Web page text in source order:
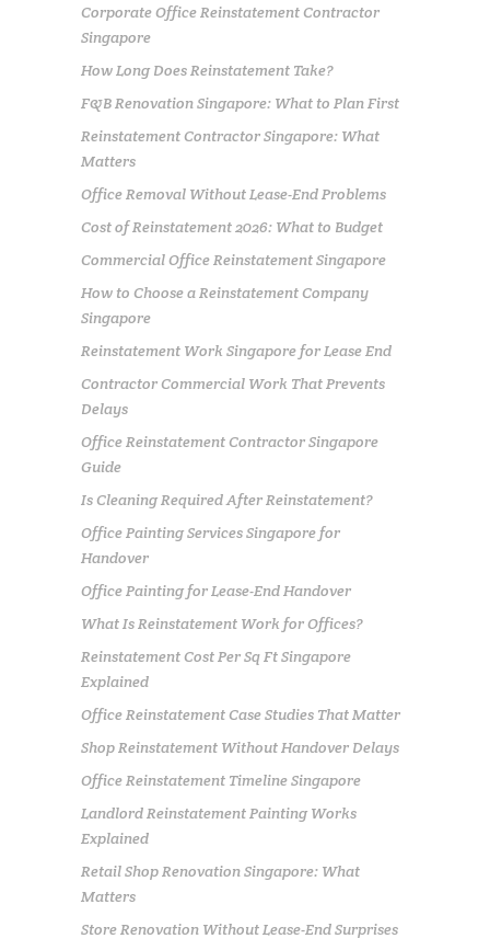
Corporate Office Reinstatement Contractor
Singapore
How Long Does Reinstatement Take?
F&B Renovation Singapore: What to Plan First
Reinstatement Contractor Singapore: What
Matters
Office Removal Without Lease-End Problems
Cost of Reinstatement 2026: What to Budget
Commercial Office Reinstatement Singapore
How to Choose a Reinstatement Company
Singapore
Reinstatement Work Singapore for Lease End
Contractor Commercial Work That Prevents
Delays
Office Reinstatement Contractor Singapore
Guide
Is Cleaning Required After Reinstatement?
Office Painting Services Singapore for
Handover
Office Painting for Lease-End Handover
What Is Reinstatement Work for Offices?
Reinstatement Cost Per Sq Ft Singapore
Explained
Office Reinstatement Case Studies That Matter
Shop Reinstatement Without Handover Delays
Office Reinstatement Timeline Singapore
Landlord Reinstatement Painting Works
Explained
Retail Shop Renovation Singapore: What
Matters
Store Renovation Without Lease-End Surprises